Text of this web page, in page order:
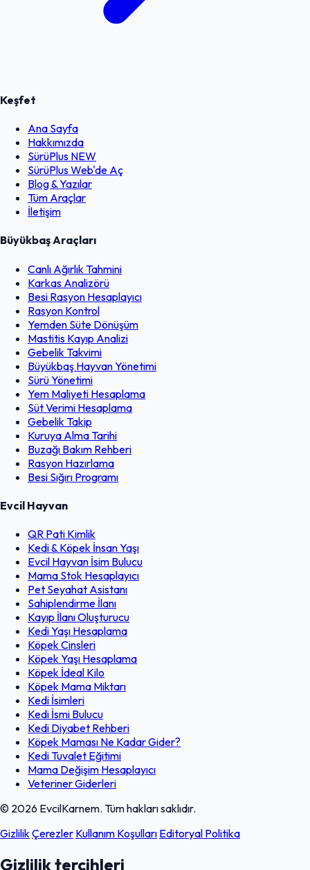
Keşfet
Ana Sayfa
Hakkımızda
SürüPlus NEW
SürüPlus Web'de Aç
Blog & Yazılar
Tüm Araçlar
İletişim
Büyükbaş Araçları
Canlı Ağırlık Tahmini
Karkas Analizörü
Besi Rasyon Hesaplayıcı
Rasyon Kontrol
Yemden Süte Dönüşüm
Mastitis Kayıp Analizi
Gebelik Takvimi
Büyükbaş Hayvan Yönetimi
Sürü Yönetimi
Yem Maliyeti Hesaplama
Süt Verimi Hesaplama
Gebelik Takip
Kuruya Alma Tarihi
Buzağı Bakım Rehberi
Rasyon Hazırlama
Besi Sığırı Programı
Evcil Hayvan
QR Pati Kimlik
Kedi & Köpek İnsan Yaşı
Evcil Hayvan İsim Bulucu
Mama Stok Hesaplayıcı
Pet Seyahat Asistanı
Sahiplendirme İlanı
Kayıp İlanı Oluşturucu
Kedi Yaşı Hesaplama
Köpek Cinsleri
Köpek Yaşı Hesaplama
Köpek İdeal Kilo
Köpek Mama Miktarı
Kedi İsimleri
Kedi İsmi Bulucu
Kedi Diyabet Rehberi
Köpek Maması Ne Kadar Gider?
Kedi Tuvalet Eğitimi
Mama Değişim Hesaplayıcı
Veteriner Giderleri
© 2026 EvcilKarnem. Tüm hakları saklıdır.
GizlilikÇerezler Kullanım Koşulları Editoryal Politika
Gizlilik tercihleri